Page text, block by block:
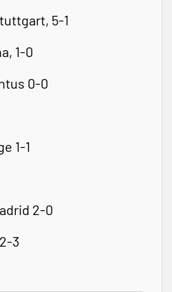
5-1
1-0
0-0
1-1
2-0
3